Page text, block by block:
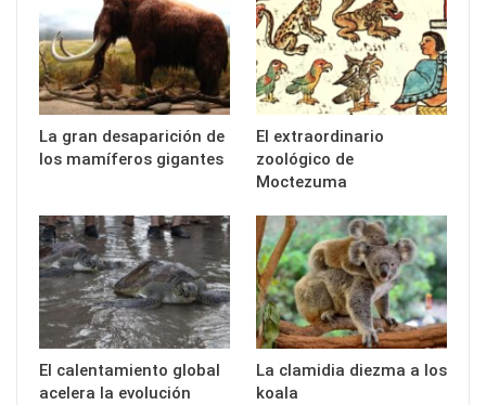
La gran desaparición de
los mamíferos gigantes
El extraordinario
zoológico de
Moctezuma
El calentamiento global
acelera la evolución
La clamidia diezma a los
koala